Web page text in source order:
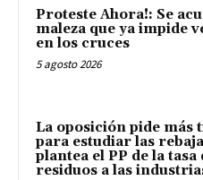
Proteste Ahora!: Se
maleza que ya impide
en los cruces
5 agosto 2026
La oposición pide más
para estudiar las
plantea el PP de la tasa
residuos a las